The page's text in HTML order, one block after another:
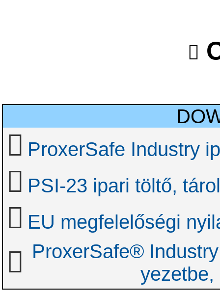
ProxerSafe Industry
PSI-23 ipari töltő,
EU megfelelőségi
ProxerSafe®
yezetbe,